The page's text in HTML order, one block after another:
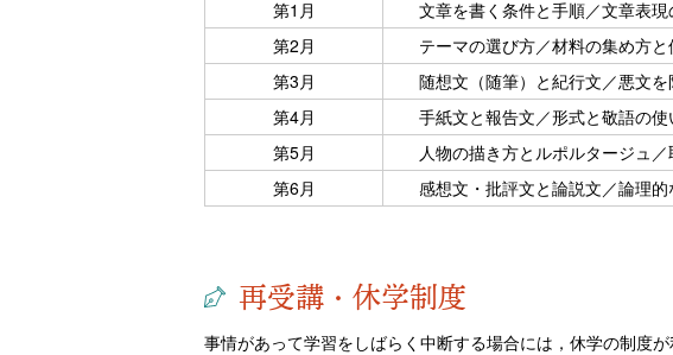
第1月
文章を書く条件と手順／文章表現
第2月
テーマの選び方／材料の集め方
第3月
随想文（随筆）と紀行文／悪文を
第4月
手紙文と報告文／形式と敬語の使
第5月
人物の描き方とルポルタージュ
第6月
感想文・批評文と論説文／論理
再受講・休学制度
事情があって学習をしばらく中断する場合には，休学の制度